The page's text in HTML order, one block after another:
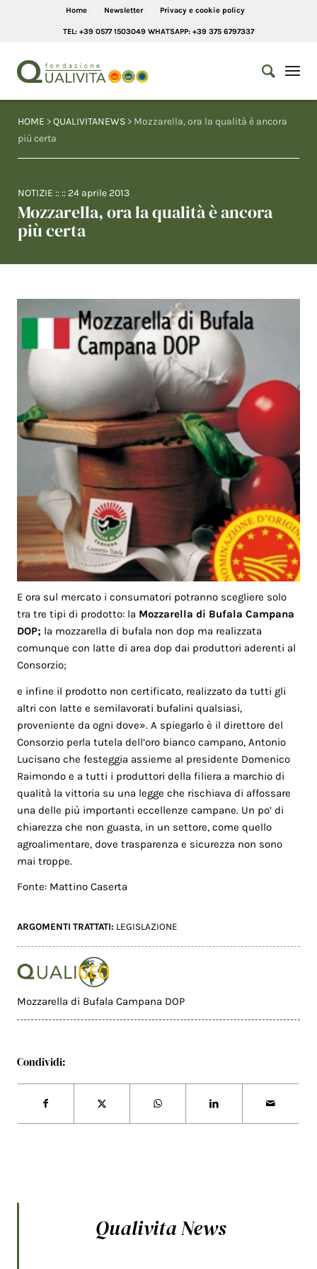
Home Newsletter Privacy e cookie policy
TEL: +39 0577 1503049 WHATSAPP: +39 375 6797337
HOME >QUALIVITANEWS > Mozzarella, ora la qualità è ancora
più certa
NOTIZIE :: :: 24 aprile 2013
Mozzarella, ora la qualità è ancora
più certa
E ora sul mercato i consumatori potranno scegliere solo
tra tre tipi di prodotto: la Mozzarella di Bufala Campana
DOP; la mozzarella di bufala non dop ma realizzata
comunque con latte di area dop dai produttori aderenti al
Consorzio;
e infine il prodotto non certificato, realizzato da tutti gli
altri con latte e semilavorati bufalini qualsiasi,
proveniente da ogni dove». A spiegarlo è il direttore del
Consorzio perla tutela dell’oro bianco campano, Antonio
Lucisano che festeggia assieme al presidente Domenico
Raimondo e a tutti i produttori della filiera a marchio di
qualità la vittoria su una legge che rischiava di affossare
una delle più importanti eccellenze campane. Un po’ di
chiarezza che non guasta, in un settore, come quello
agroalimentare, dove trasparenza e sicurezza non sono
mai troppe.
Fonte: Mattino Caserta
ARGOMENTI TRATTATI: LEGISLAZIONE
Mozzarella di Bufala Campana DOP
Condividi:
Qualivita News